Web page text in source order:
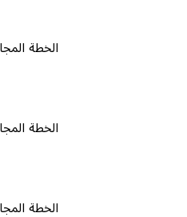
الخطة المجانية ٠
الخطة المجانية ٠
الخطة المجانية ٠